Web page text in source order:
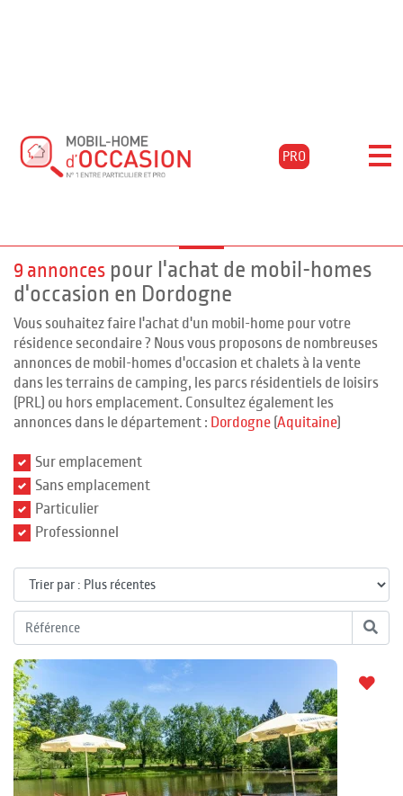
PRO
Filtrer les résultats
9 annonces pour l'achat de mobil-homes
d'occasion en Dordogne
Vous souhaitez faire l'achat d'un mobil-home pour votre
résidence secondaire ? Nous vous proposons de nombreuses
annonces de mobil-homes d'occasion et chalets à la vente
dans les terrains de camping, les parcs résidentiels de loisirs
(PRL) ou hors emplacement. Consultez également les
annonces dans le département : Dordogne (Aquitaine)
Sur emplacement
Sans emplacement
Particulier
Professionnel